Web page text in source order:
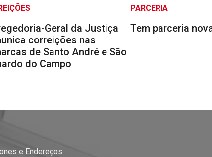
Geral da Justiça
correições nas
de Santo André e São
do Campo
PARCERIA
Tem parceria
e Endereços